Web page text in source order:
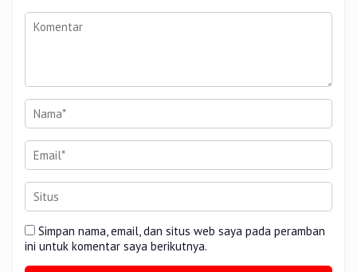
Simpan nama, email, dan situs web saya pada peramban
ini untuk komentar saya berikutnya.